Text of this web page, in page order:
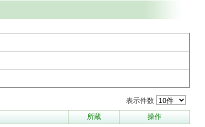
表示件数
所蔵 操作